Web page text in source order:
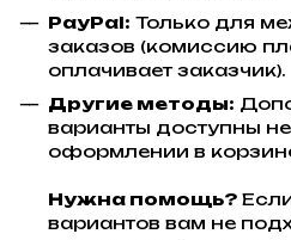
PayPal: Только для
заказов (комиссию
оплачивает заказчик).
Другие методы:
варианты доступны
оформлении в
Нужна помощь?
вариантов вам не